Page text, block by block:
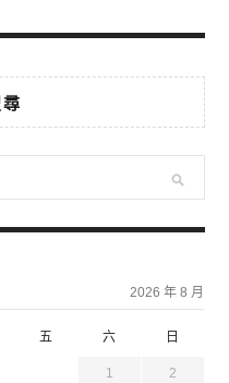
2026 年 8 月
五 六 日
1 2